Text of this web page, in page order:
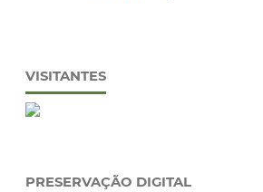
VISITANTES
PRESERVAÇÃO DIGITAL